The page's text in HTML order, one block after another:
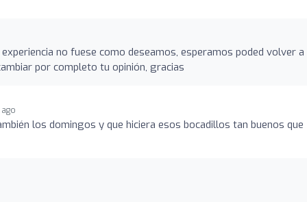
no fuese como deseamos, esperamos poded volver a
por completo tu opinión, gracias
ago
los domingos y que hiciera esos bocadillos tan buenos que